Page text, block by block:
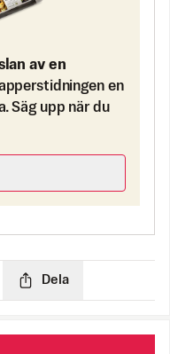
av en
en
Säg upp när du
Dela